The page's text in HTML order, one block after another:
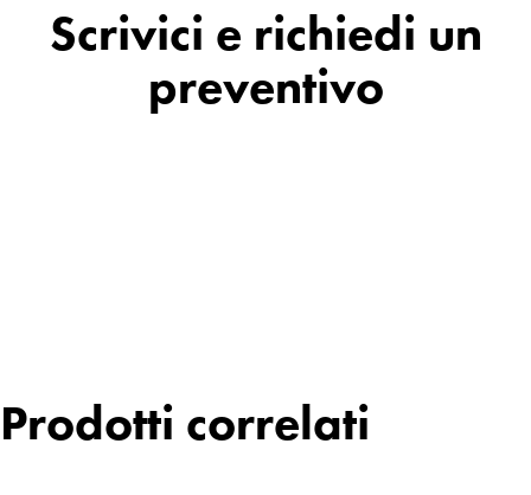
Scrivici e richiedi un
preventivo
Prodotti correlati